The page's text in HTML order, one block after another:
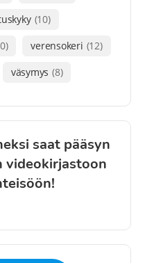
(10)
verensokeri (12)
väsymys (8)
saat pääsyn
videokirjastoon